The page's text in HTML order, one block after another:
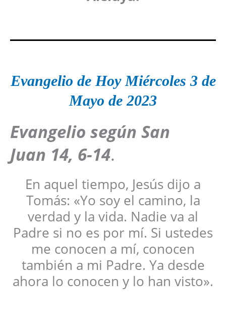
Evangelio de Hoy Miércoles 3 de
Mayo de 2023
Evangelio según San
Juan 14, 6-14.
En aquel tiempo, Jesús dijo a
Tomás: «Yo soy el camino, la
verdad y la vida. Nadie va al
Padre si no es por mí. Si ustedes
me conocen a mí, conocen
también a mi Padre. Ya desde
ahora lo conocen y lo han visto».